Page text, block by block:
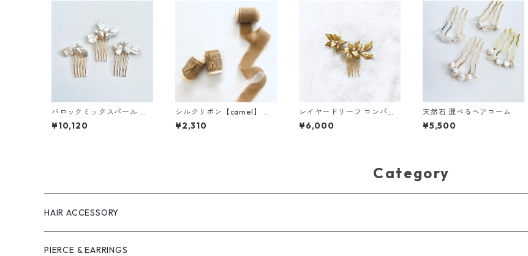
バロックミックスパール ヘ
アコーム
¥10,120
シルクリボン【camel】 ／
3cm×5m 木製スプール付
¥2,310
レイヤードリーフ コンパク
トヘアコーム
¥6,000
天然石 選べるヘアコーム
¥5,500
Category
HAIR ACCESSORY
PIERCE & EARRINGS